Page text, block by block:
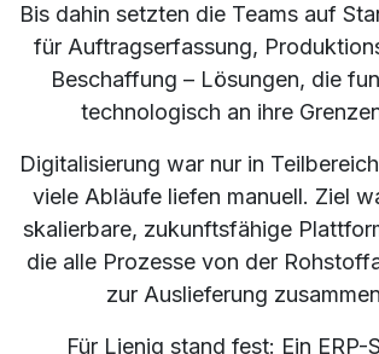
Bis dahin setzten die Teams auf
für Auftragserfassung,
Beschaffung – Lösungen, die
technologisch an ihre
Digitalisierung war nur in
viele Abläufe liefen manuell. Ziel
skalierbare, zukunftsfähige
die alle Prozesse von der
zur Auslieferung
Für Lienig stand fest: Ein ERP-